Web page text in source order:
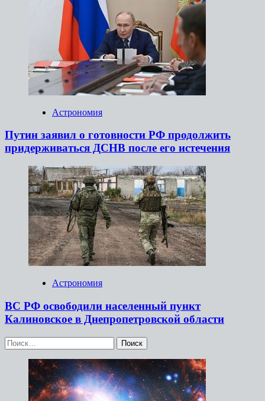
Астрономия
Путин заявил о готовности РФ продолжить
придерживаться ДСНВ после его истечения
Астрономия
ВС РФ освободили населенный пункт
Калиновское в Днепропетровской области
Найти: